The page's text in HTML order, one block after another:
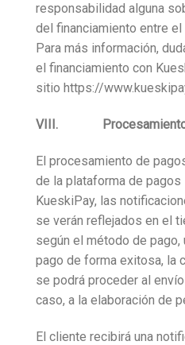
responsabilidad alguna
del financiamiento entre el
Para más información,
el financiamiento con
sitio https://
VIII. Procesamiento
El procesamiento de
de la plataforma de
KueskiPay, las
se verán reflejados en el
según el método de
pago de forma exitosa, la
se podrá proceder al
caso, a la elaboración de
El cliente recibirá una